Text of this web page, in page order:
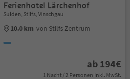
Ferienhotel Lärchenhof
Sulden, Stilfs, Vinschgau
10.0 km von Stilfs Zentrum
ab 194€
1 Nacht / 2 Personen Inkl. MwSt.